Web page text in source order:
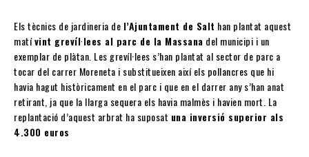
Els tècnics de jardineria de l’Ajuntament de Salt han plantat aquest
matívint grevíl·lees al parc de la Massana del municipi i un
exemplar de plàtan. Les grevíl·lees s’han plantat al sector de parc a
tocar del carrer Moreneta i substitueixen així els pollancres que hi
havia hagut històricament en el parc i que en el darrer any s’han anat
retirant, ja que la llarga sequera els havia malmès i havien mort. La
replantació d’aquest arbrat ha suposat una inversió superior als
4.300 euros